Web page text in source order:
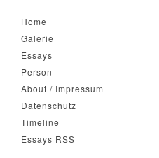
Home
Galerie
Essays
Person
About / Impressum
Datenschutz
Timeline
Essays RSS